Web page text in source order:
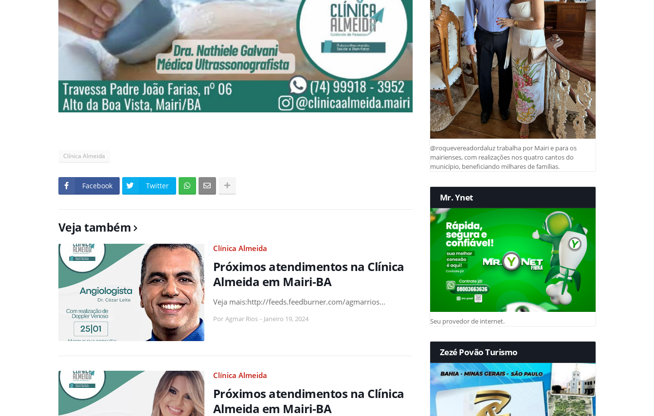
Clínica Almeida
Facebook Twitter
Veja também
Clínica Almeida
Próximos atendimentos na Clínica
Almeida em Mairi-BA
Veja mais:http://feeds.feedburner.com/agmarrios…
Por Agmar Rios - Janeiro 19, 2024
Clínica Almeida
Próximos atendimentos na Clínica
Almeida em Mairi-BA
@roquevereadordaluz trabalha por Mairi e para os
mairienses, com realizações nos quatro cantos do
município, beneficiando milhares de famílias.
Mr. Ynet
Seu provedor de internet.
Zezé Povão Turismo